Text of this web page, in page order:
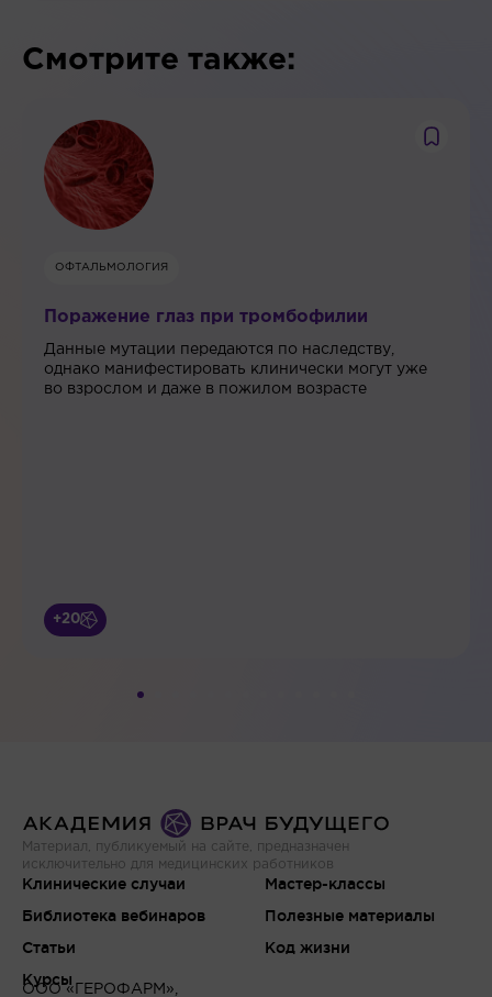
Смотрите также:
ОФТАЛЬМОЛОГИЯ
Поражение глаз при тромбофилии
Данные мутации передаются по наследству,
однако манифестировать клинически могут уже
во взрослом и даже в пожилом возрасте
+20
Материал, публикуемый на сайте, предназначен
исключительно для медицинских работников
Клинические случаи
Библиотека вебинаров
Статьи
Курсы
Мастер-классы
Полезные материалы
Код жизни
ООО «ГЕРОФАРМ»,